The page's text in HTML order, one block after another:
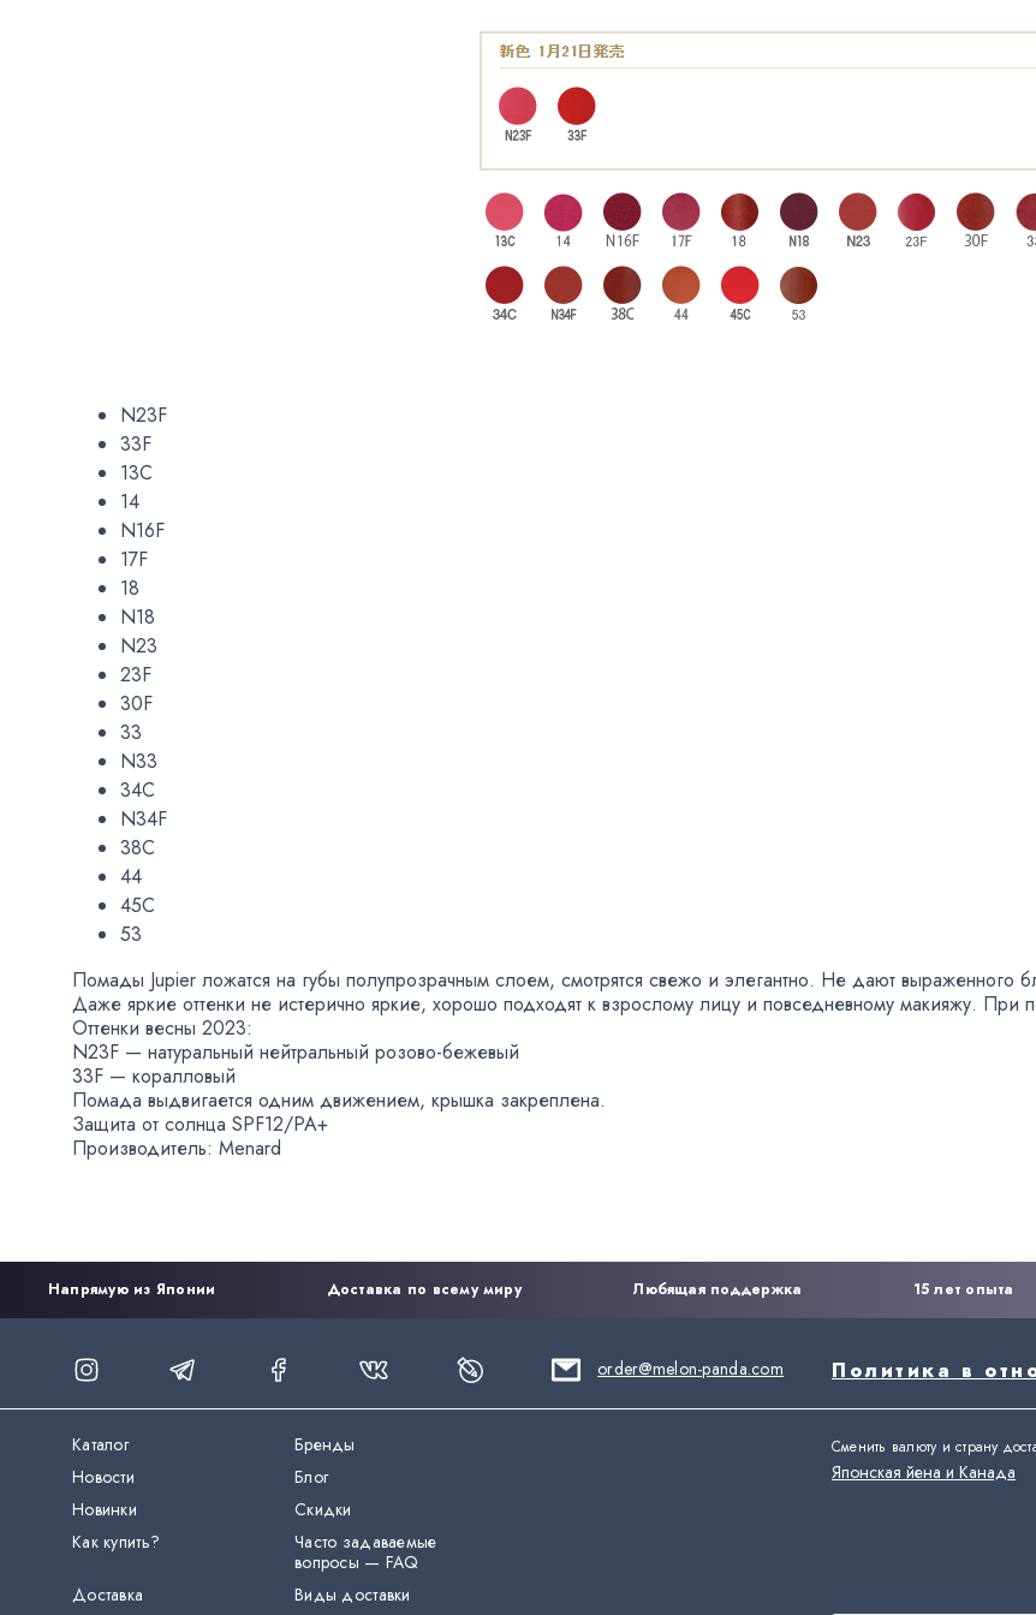
N23F
33F
13C
14
N16F
17F
18
N18
N23
23F
30F
33
N33
34C
N34F
38C
44
45C
53
Помады Jupier ложатся на губы полупрозрачным слоем, смотрятся свежо и элегантно. Не дают выраженного
Даже яркие оттенки не истерично яркие, хорошо подходят к взрослому лицу и повседневному макияжу. При
Оттенки весны 2023:
N23F — натуральный нейтральный розово-бежевый
33F — коралловый
Помада выдвигается одним движением, крышка закреплена.
Защита от солнца SPF12/PA+
Производитель: Menard
Напрямую из Японии Доставка по всему миру Любящая поддержка 15 лет опыта
order@melon-panda.com Политика в
Каталог
Бренды
Новости
Блог
Новинки
Скидки
Как купить?
Часто задаваемые
вопросы — FAQ
Доставка
Виды доставки
Сменить валюту и страну
Японская йена и Канада